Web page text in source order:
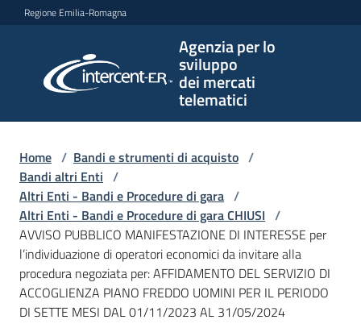
Vai al contenuto
Vai alla navigazione
Vai al footer
Regione Emilia-Romagna
Agenzia per lo
sviluppo
dei mercati
telematici
per lo
sviluppo
telematici
L'Agenzia
Bandi
e
Home / Bandi e strumenti di acquisto /
Bandi altri Enti /
Altri Enti - Bandi e Procedure di gara /
Altri Enti - Bandi e Procedure di gara CHIUSI /
AVVISO PUBBLICO MANIFESTAZIONE DI INTERESSE per
l’individuazione di operatori economici da invitare alla
procedura negoziata per: AFFIDAMENTO DEL SERVIZIO DI
ACCOGLIENZA PIANO FREDDO UOMINI PER IL PERIODO
DI SETTE MESI DAL 01/11/2023 AL 31/05/2024